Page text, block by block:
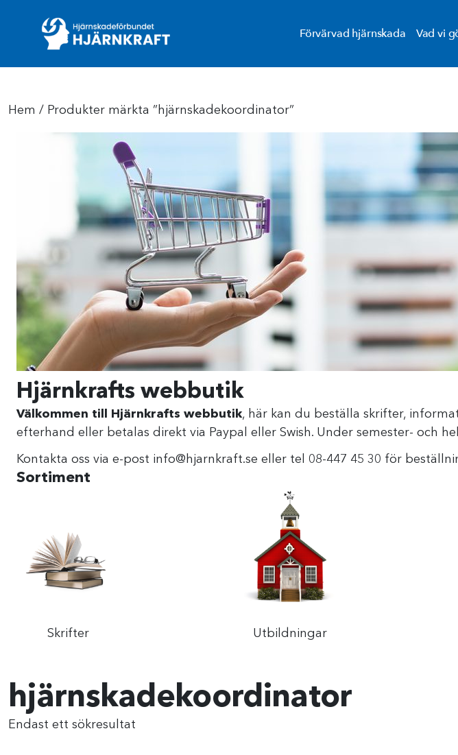
Förvärvad hjärnskada Vad vi
Hem / Produkter märkta ”hjärnskadekoordinator”
Hjärnkrafts webbutik
Välkommen till Hjärnkrafts webbutik, här kan du beställa skrifter,
efterhand eller betalas direkt via Paypal eller Swish. Under semester- och
Kontakta oss via e-post info@hjarnkraft.se eller tel 08-447 45 30 för
Sortiment
Skrifter Utbildningar
hjärnskadekoordinator
Endast ett sökresultat